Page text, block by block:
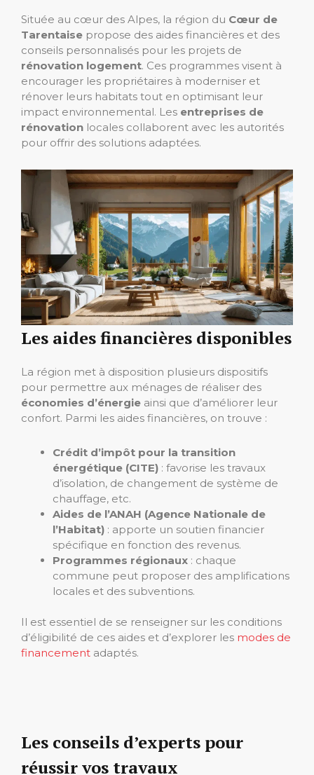
Située au cœur des Alpes, la région du Cœur de
Tarentaise propose des aides financières et des
conseils personnalisés pour les projets de
rénovation logement. Ces programmes visent à
encourager les propriétaires à moderniser et
rénover leurs habitats tout en optimisant leur
impact environnemental. Les entreprises de
rénovation locales collaborent avec les autorités
pour offrir des solutions adaptées.
Les aides financières disponibles
La région met à disposition plusieurs dispositifs
pour permettre aux ménages de réaliser des
économies d’énergie ainsi que d’améliorer leur
confort. Parmi les aides financières, on trouve :
Crédit d’impôt pour la transition
énergétique (CITE) : favorise les travaux
d’isolation, de changement de système de
chauffage, etc.
Aides de l’ANAH (Agence Nationale de
l’Habitat) : apporte un soutien financier
spécifique en fonction des revenus.
Programmes régionaux : chaque
commune peut proposer des amplifications
locales et des subventions.
Il est essentiel de se renseigner sur les conditions
d’éligibilité de ces aides et d’explorer les modes de
financement adaptés.
Les conseils d’experts pour
réussir vos travaux